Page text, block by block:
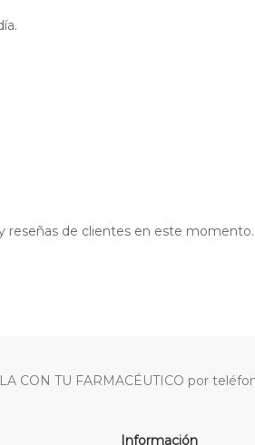
reseñas de clientes en este momento.
CON TU FARMACÉUTICO por
Información